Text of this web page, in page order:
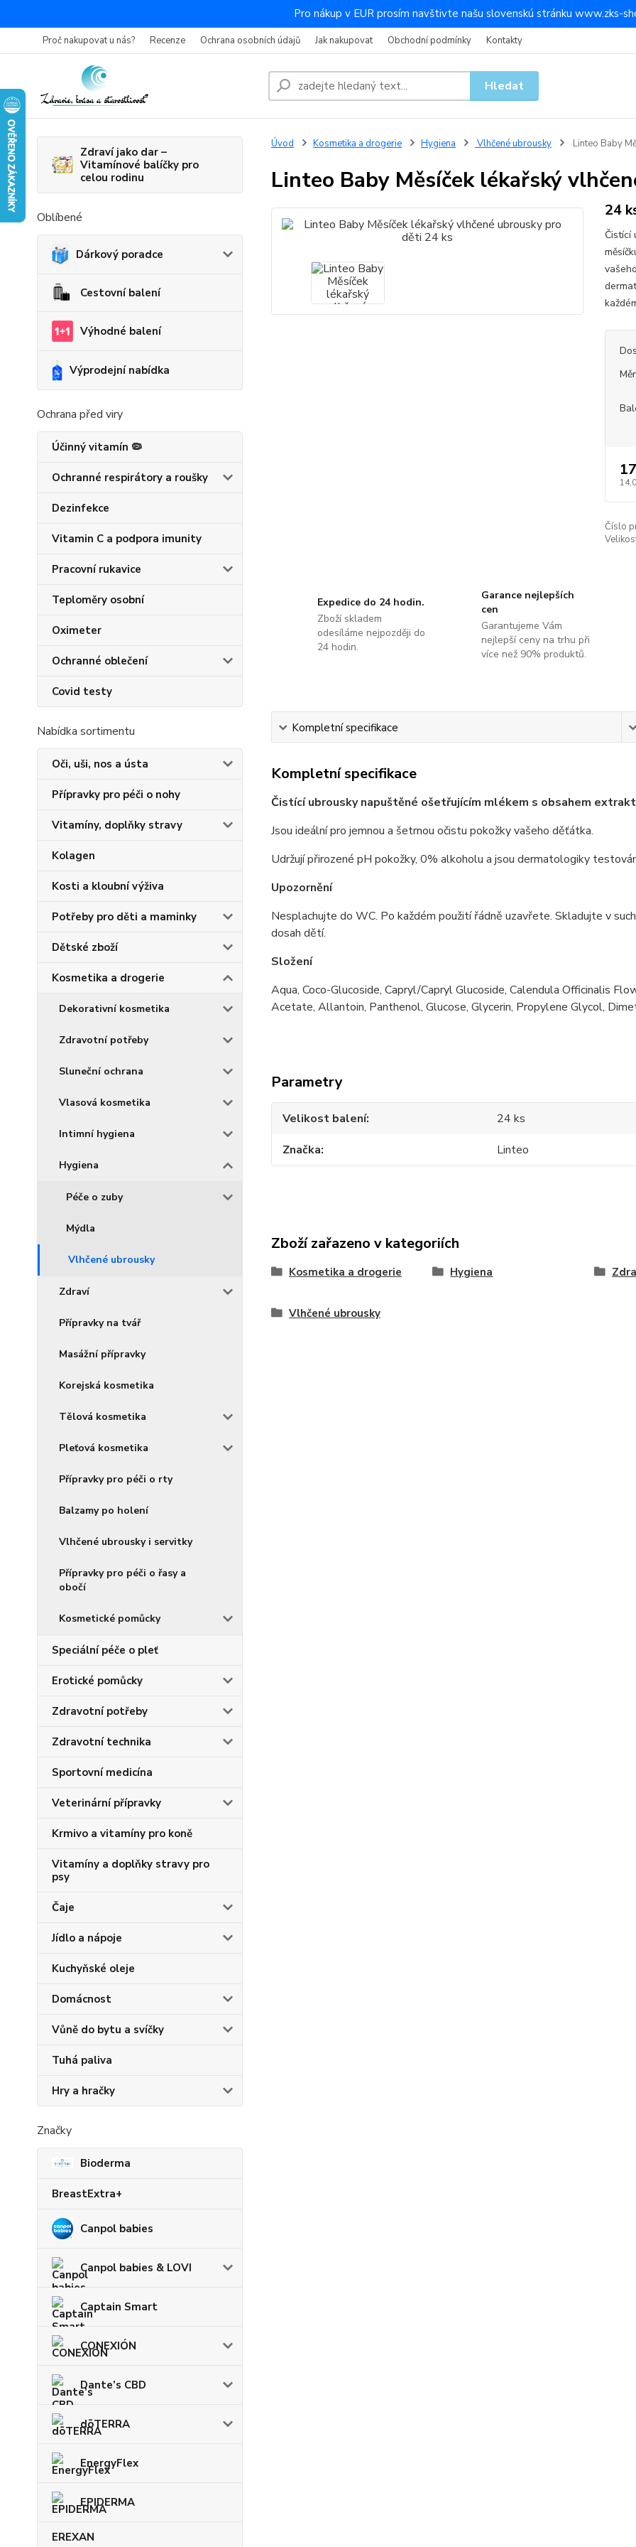
Pro nákup v EUR prosím navštivte našu slovenskú stránku www.zks-
Proč nakupovat u nás? Recenze Ochrana osobních údajů Jak nakupovat Obchodní podmínky Kontakty
Hledat
Zdraví jako dar –
Vitamínové balíčky pro
celou rodinu
Oblíbené
Dárkový poradce
Cestovní balení
Výhodné balení
Výprodejní nabídka
Ochrana před viry
Účinný vitamín 🦠
Ochranné respirátory a roušky
Dezinfekce
Vitamin C a podpora imunity
Pracovní rukavice
Teploměry osobní
Oximeter
Ochranné oblečení
Covid testy
Nabídka sortimentu
Oči, uši, nos a ústa
Přípravky pro péči o nohy
Vitamíny, doplňky stravy
Kolagen
Kosti a kloubní výživa
Potřeby pro děti a maminky
Dětské zboží
Kosmetika a drogerie
Dekorativní kosmetika
Zdravotní potřeby
Sluneční ochrana
Vlasová kosmetika
Intimní hygiena
Hygiena
Péče o zuby
Mýdla
Vlhčené ubrousky
Zdraví
Přípravky na tvář
Masážní přípravky
Korejská kosmetika
Tělová kosmetika
Pleťová kosmetika
Přípravky pro péči o rty
Balzamy po holení
Vlhčené ubrousky i servitky
Přípravky pro péči o řasy a
obočí
Kosmetické pomůcky
Speciální péče o pleť
Erotické pomůcky
Zdravotní potřeby
Zdravotní technika
Sportovní medicína
Veterinární přípravky
Krmivo a vitamíny pro koně
Vitamíny a doplňky stravy pro
psy
Čaje
Jídlo a nápoje
Kuchyňské oleje
Domácnost
Vůně do bytu a svíčky
Tuhá paliva
Hry a hračky
Značky
Bioderma
BreastExtra+
Canpol babies
Canpol babies & LOVI
Captain Smart
CONEXIÓN
Dante’s CBD
dōTERRA
EnergyFlex
EPIDERMA
EREXAN
Úvod Kosmetika a drogerie Hygiena Vlhčené ubrousky Linteo Baby
Linteo Baby Měsíček lékařský
24
Čistící
Číslo
Expedice do 24 hodin.
Zboží skladem
odesíláme nejpozději do
24 hodin.
Garance nejlepších
cen
Garantujeme Vám
nejlepší ceny na trhu při
více než 90% produktů.
Kompletní specifikace
Kompletní specifikace
Čistící ubrousky napuštěné ošetřujícím mlékem s obsahem
Jsou ideální pro jemnou a šetrnou očistu pokožky vašeho děťátka.
Udržují přirozené pH pokožky, 0% alkoholu a jsou dermatologiky
Upozornění
Nesplachujte do WC. Po každém použití řádně uzavřete. Skladujte v
dosah dětí.
Složení
Aqua, Coco-Glucoside, Capryl/Capryl Glucoside, Calendula Officinalis
Acetate, Allantoin, Panthenol, Glucose, Glycerin, Propylene Glycol,
Parametry
Velikost balení
24 ks
Značka
Linteo
Zboží zařazeno v kategoriích
Kosmetika a drogerie Hygiena
Vlhčené ubrousky